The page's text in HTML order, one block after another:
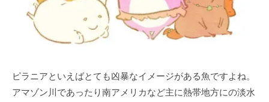
ピラニアといえばとても凶暴なイメージがある⿂ですよね。
アマゾン川であったり南アメリカなど主に熱帯地⽅にの淡⽔